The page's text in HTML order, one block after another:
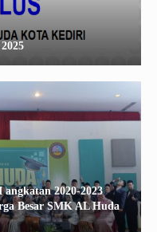
2020-2023
Besar SMK AL Huda